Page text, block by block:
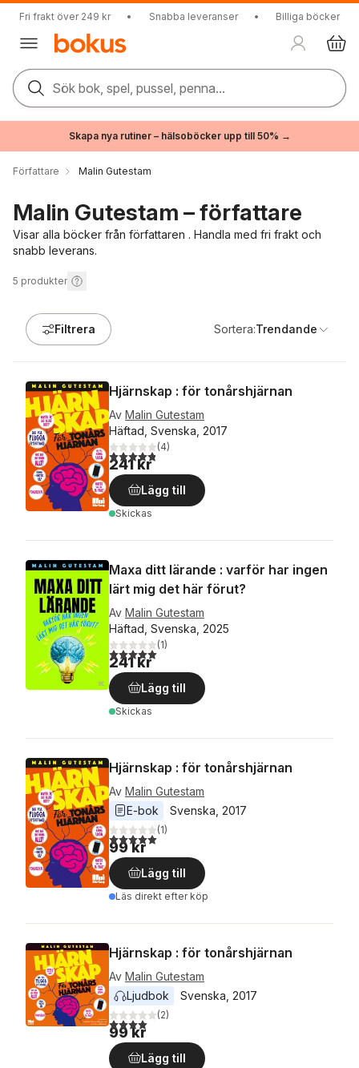
Fri frakt över 249 kr • Snabba leveranser • Billiga böcker
Sök bok, spel, pussel, penna...
Skapa nya rutiner – hälsoböcker upp till 50% →
Författare Malin Gutestam
Malin Gutestam – författare
Visar alla böcker från författaren . Handla med fri frakt och
snabb leverans.
5 produkter
Filtrera Sortera:Trendande
Hjärnskap : för tonårshjärnan
Av Malin Gutestam
Häftad, Svenska, 2017
4,8utav 5 stjärnor. Totalt antal röster:
(4)
241 kr
Lägg till
Skickas
Maxa ditt lärande : varför har ingen
lärt mig det här förut?
Av Malin Gutestam
Häftad, Svenska, 2025
5,0utav 5 stjärnor. Totalt antal röster:
(1)
241 kr
Lägg till
Skickas
Hjärnskap : för tonårshjärnan
Av Malin Gutestam
E-bok
Svenska 2017
5,0utav 5 stjärnor. Totalt antal röster:
(1)
99 kr
Lägg till
Läs direkt efter köp
Hjärnskap : för tonårshjärnan
Av Malin Gutestam
Ljudbok
Svenska 2017
4,0utav 5 stjärnor. Totalt antal röster:
(2)
99 kr
Lägg till